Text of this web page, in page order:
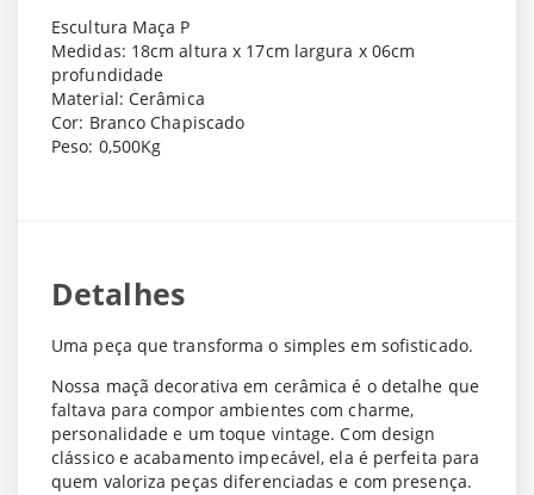
Escultura Maça P
Medidas: 18cm altura x 17cm largura x 06cm
profundidade
Material: Cerâmica
Cor: Branco Chapiscado
Peso: 0,500Kg
Detalhes
Uma peça que transforma o simples em sofisticado.
Nossa maçã decorativa em cerâmica é o detalhe que
faltava para compor ambientes com charme,
personalidade e um toque vintage. Com design
clássico e acabamento impecável, ela é perfeita para
quem valoriza peças diferenciadas e com presença.